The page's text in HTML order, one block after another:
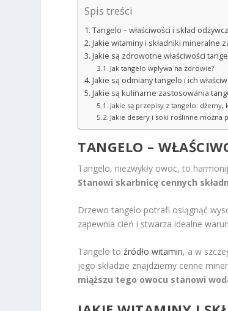
Spis treści
Tangelo – właściwości i skład
Jakie witaminy i składniki mineralne
Jakie są zdrowotne właściwości
Jak tangelo wpływa na zdrowie?
Jakie są odmiany tangelo i ich
Jakie są kulinarne zastosowania
Jakie są przepisy z tangelo: dżemy,
Jakie desery i soki roślinne można
TANGELO –
Tangelo, niezwykły owoc, to
Stanowi skarbnicę cennych
Drzewo tangelo potrafi osiągnąć
zapewnia cień i stwarza idealne
Tangelo toźródło witamin, a w
jego składzie znajdziemy cenne
miąższu tego owocu stanowi